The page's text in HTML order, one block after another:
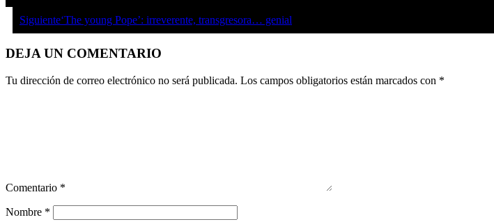
Siguiente‘The young Pope’: irreverente, transgresora… genial
DEJA UN COMENTARIO
Tu dirección de correo electrónico no será publicada. Los campos obligatorios están marcados con *
Comentario *
Nombre *